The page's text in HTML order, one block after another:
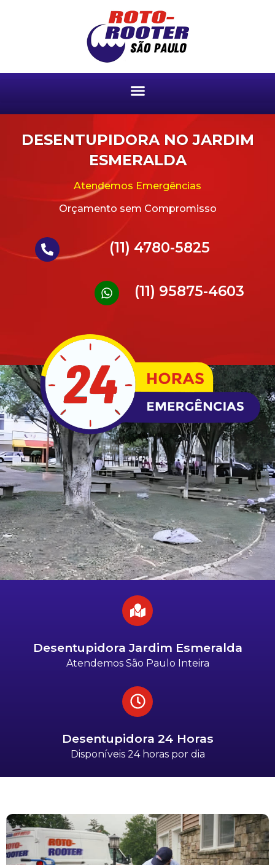
DESENTUPIDORA NO JARDIM
ESMERALDA
Atendemos Emergências
Orçamento sem Compromisso
(11) 4780-5825
(11) 95875-4603
Desentupidora Jardim Esmeralda
Atendemos São Paulo Inteira
Desentupidora 24 Horas
Disponíveis 24 horas por dia